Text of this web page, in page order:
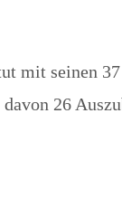
mit seinen
26